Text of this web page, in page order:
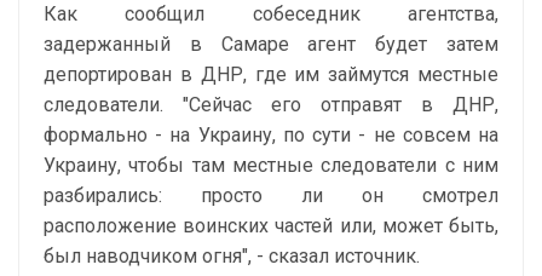
Как сообщил собеседник агентства,
задержанный в Самаре агент будет затем
депортирован в ДНР, где им займутся местные
следователи. "Сейчас его отправят в ДНР,
формально - на Украину, по сути - не совсем на
Украину, чтобы там местные следователи с ним
разбирались: просто ли он смотрел
расположение воинских частей или, может быть,
был наводчиком огня", - сказал источник.